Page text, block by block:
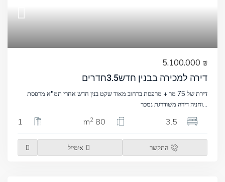
₪ 5.100.000
דירה למכירה בבנין חדש3.5חדרים
דירת של 75 מר + מרפסת ברחוב מאוד שקט בנין חדש אחרי תמ"א מרפסת
וחניה דירה משודרגת נמכר...
3.5
80 m
2
1
התקשר אימייל